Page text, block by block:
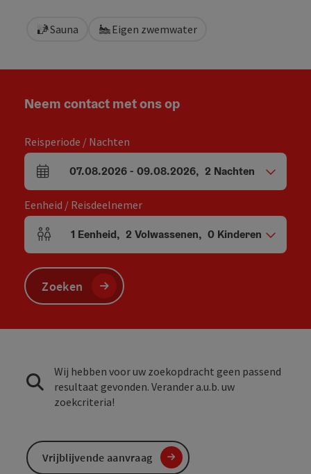
Sauna Eigen zwemwater
Neem contact met ons op
Reisperiode / Nachten
Velden voor aankomst en vertrek
07.08.2026- 09.08.2026, 2 Nachten
Eenheid / Reisdeelnemer
Aantal eenheden en persoonsvelden
1 Eenheid, 2 Volwassenen, 0 Kinderen
Zoeken
Wij hebben voor uw zoekopdracht geen passend
resultaat gevonden. Verander a.u.b. uw
zoekcriteria!
Vrijblijvende aanvraag